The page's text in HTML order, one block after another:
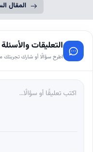
المقال
التعليقات والأسئلة
اطرح سؤالًا أو شارك